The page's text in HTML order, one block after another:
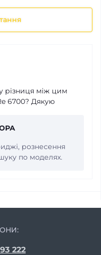
різниця між цим
6700? Дякую
рознесення
по моделях.
222